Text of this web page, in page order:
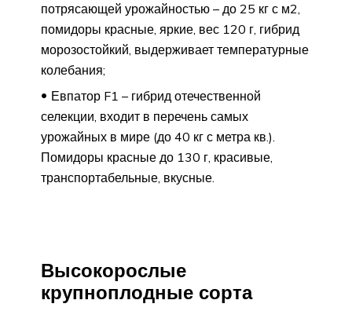
потрясающей урожайностью – до 25 кг с м2,
помидоры красные, яркие, вес 120 г, гибрид
морозостойкий, выдерживает температурные
колебания;
Евпатор F1 – гибрид отечественной
селекции, входит в перечень самых
урожайных в мире (до 40 кг с метра кв.).
Помидоры красные до 130 г, красивые,
транспортабельные, вкусные.
Высокорослые
крупноплодные сорта